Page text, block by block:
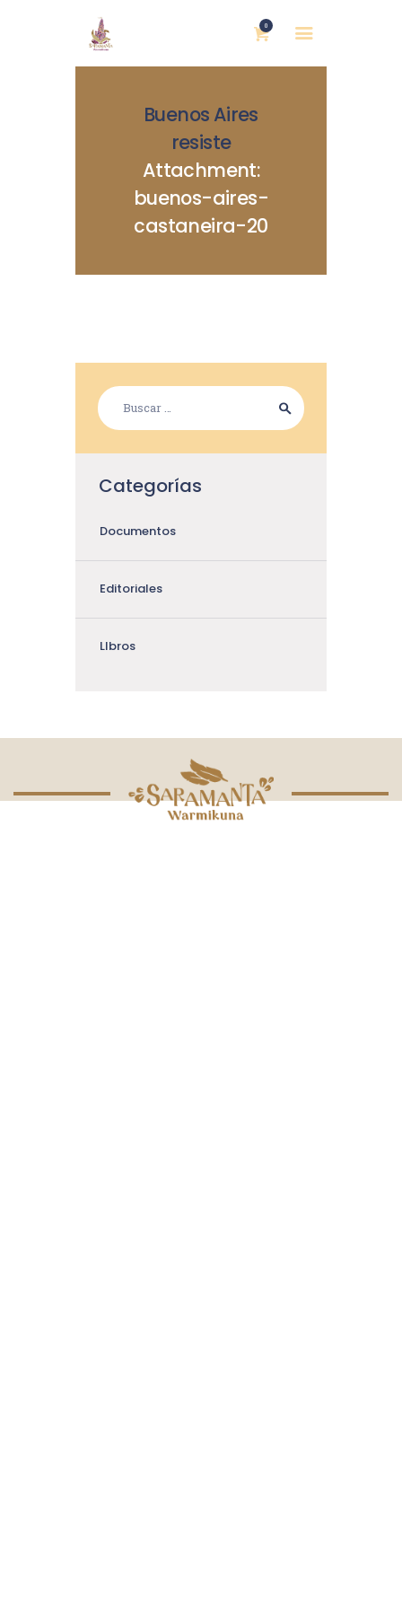
0
Buenos Aires
resiste
Attachment:
buenos-aires-
castaneira-20
NOSOTRAS
CONTACTOS
Categorías
Documentos
Editoriales
LIbros